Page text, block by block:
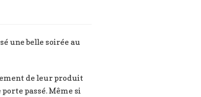
une belle soirée au
de leur produit
passé. Même si